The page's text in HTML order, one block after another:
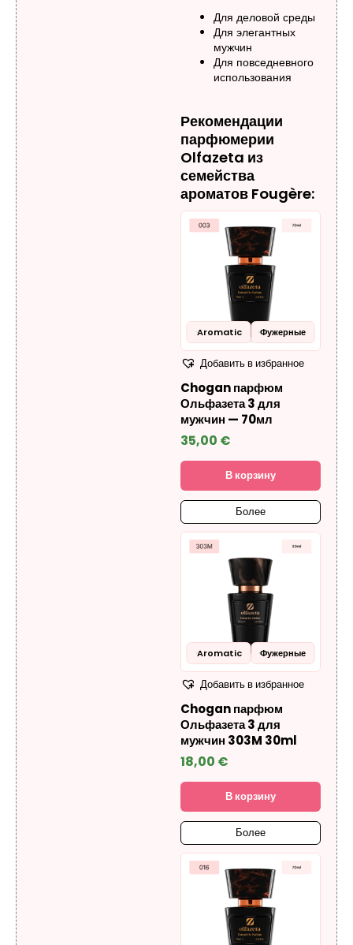
Для деловой среды
Для элегантных
мужчин
Для повседневного
использования
Рекомендации
парфюмерии
Olfazeta из
семейства
ароматов Fougère:
Aromatic Фужерные
Добавить в избранное
Chogan парфюм
Ольфазета 3 для
мужчин — 70мл
35,00 €
В корзину
Более
Aromatic Фужерные
Добавить в избранное
Chogan парфюм
Ольфазета 3 для
мужчин 303M 30ml
18,00 €
В корзину
Более